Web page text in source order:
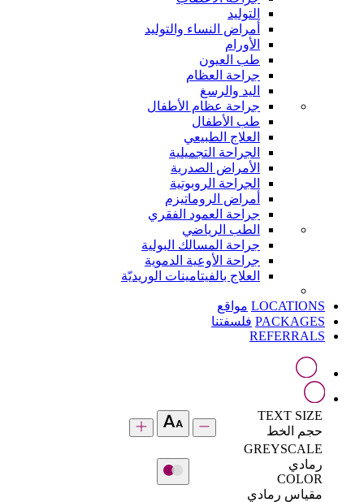
التوليد
أمراض النساء والتوليد
الأورام
طب العيون
جراحة العظام
اليد والرسغ
جراحة عظام الأطفال
طب الأطفال
العلاج الطبيعي
الجراحة التجميلية
الأمراض الصدرية
الجراحة الروبوتية
أمراض الروماتيزم
جراحة العمود الفقري
الطب الرياضي
جراحة المسالك البولية
جراحة الأوعية الدموية
العلاج بالفيتامينات الوريديّة
LOCATIONS مواقع
PACKAGES فلسفتنا
REFERRALS
TEXT SIZE
حجم الخط
GREYSCALE
رمادي
COLOR
مقياس رمادي